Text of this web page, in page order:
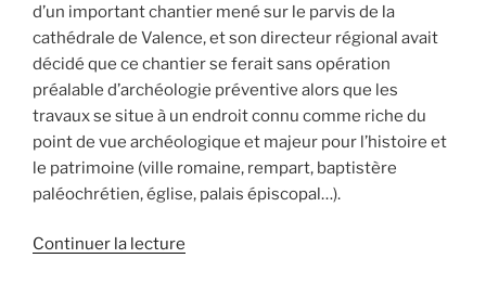
d’un important chantier mené sur le parvis de la
cathédrale de Valence, et son directeur régional avait
décidé que ce chantier se ferait sans opération
préalable d’archéologie préventive alors que les
travaux se situe à un endroit connu comme riche du
point de vue archéologique et majeur pour l’histoire et
le patrimoine (ville romaine, rempart, baptistère
paléochrétien, église, palais épiscopal…).
Continuer la lecture